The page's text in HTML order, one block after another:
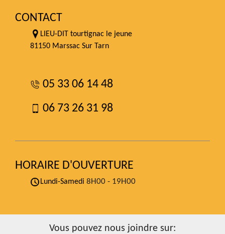
CONTACT
LIEU-DIT tourtignac le jeune
81150 Marssac Sur Tarn
05 33 06 14 48
06 73 26 31 98
HORAIRE D'OUVERTURE
Lundi-Samedi 8H00 - 19H00
Vous pouvez nous joindre sur: